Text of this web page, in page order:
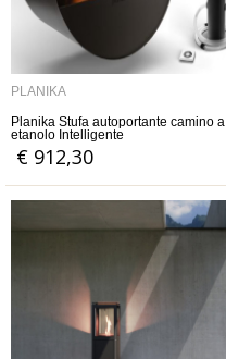
PLANIKA
Planika Stufa autoportante camino a
etanolo Intelligente
€ 912,30